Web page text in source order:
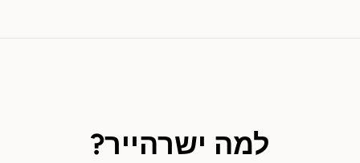
למה ישרהייר?